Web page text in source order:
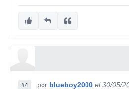
#4 por blueboy2000 el 30/05/